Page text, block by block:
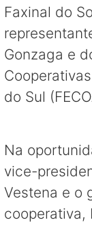
Faxinal do
Gonzaga e
do Sul
Na
vice-
Vestena e o
cooperativa,